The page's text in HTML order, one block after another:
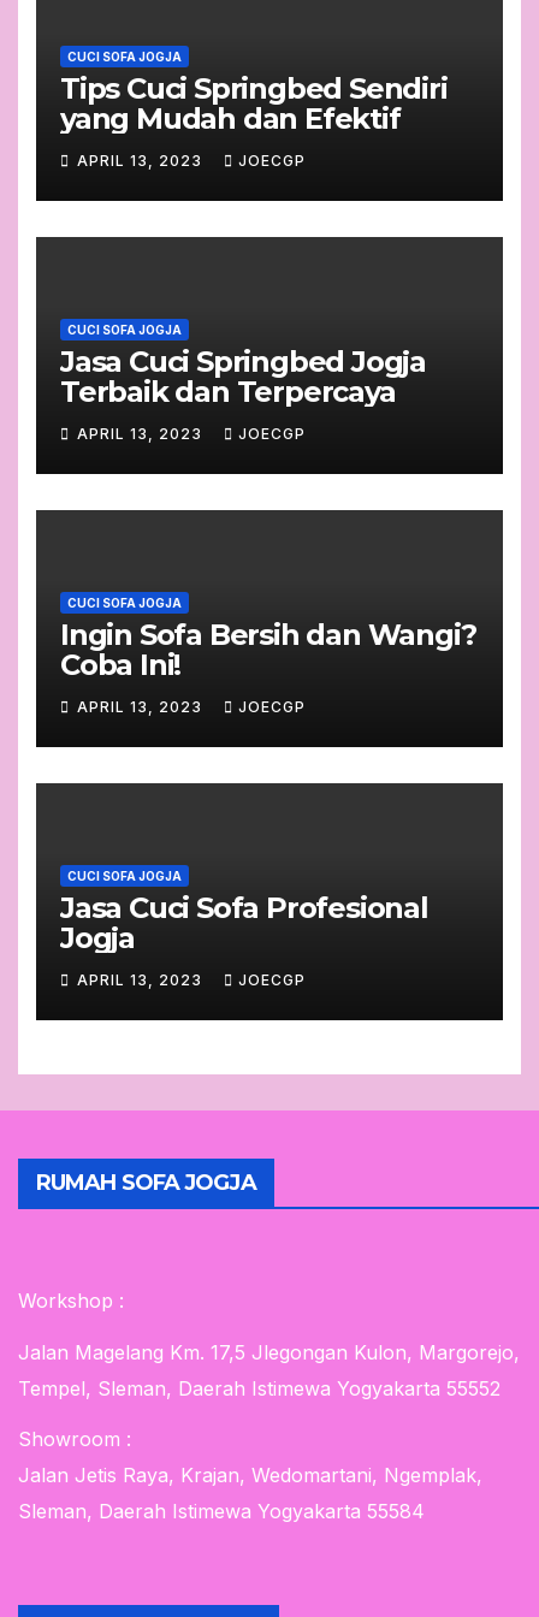
CUCI SOFA JOGJA
Tips Cuci Springbed Sendiri
yang Mudah dan Efektif
APRIL 13, 2023 JOECGP
CUCI SOFA JOGJA
Jasa Cuci Springbed Jogja
Terbaik dan Terpercaya
APRIL 13, 2023 JOECGP
CUCI SOFA JOGJA
Ingin Sofa Bersih dan Wangi?
Coba Ini!
APRIL 13, 2023 JOECGP
CUCI SOFA JOGJA
Jasa Cuci Sofa Profesional
Jogja
APRIL 13, 2023 JOECGP
RUMAH SOFA JOGJA
Workshop :
Jalan Magelang Km. 17,5 Jlegongan Kulon, Margorejo,
Tempel, Sleman, Daerah Istimewa Yogyakarta 55552
Showroom :
Jalan Jetis Raya, Krajan, Wedomartani, Ngemplak,
Sleman, Daerah Istimewa Yogyakarta 55584